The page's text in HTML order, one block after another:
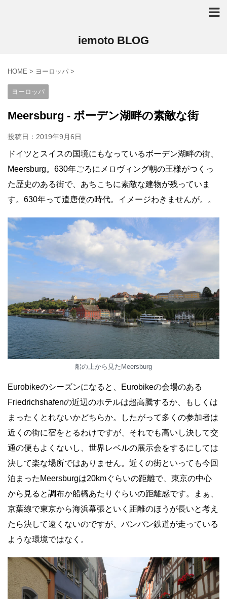
iemoto BLOG
HOME > ヨーロッパ >
ヨーロッパ
Meersburg - ボーデン湖畔の素敵な街
投稿日： 2019年9月6日
ドイツとスイスの国境にもなっているボーデン湖畔の街、
Meersburg。630年ごろにメロヴィング朝の王様がつくっ
た歴史のある街で、あちこちに素敵な建物が残っていま
す。630年って遣唐使の時代。イメージわきませんが。。
船の上から見たMeersburg
Eurobikeのシーズンになると、Eurobikeの会場のある
Friedrichshafenの近辺のホテルは超高騰するか、もしくは
まったくとれないかどちらか。したがって多くの参加者は
近くの街に宿をとるわけですが、それでも高いし決して交
通の便もよくないし、世界レベルの展示会をするにしては
決して楽な場所ではありません。近くの街といっても今回
泊まったMeersburgは20kmぐらいの距離で、東京の中心
から見ると調布か船橋あたりぐらいの距離感です。まぁ、
京葉線で東京から海浜幕張といく距離のほうが長いと考え
たら決して遠くないのですが、バンバン鉄道が走っている
ような環境ではなく。